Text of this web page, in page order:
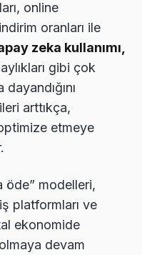
online
oranları ile
zeka kullanımı,
gibi çok
arttıkça,
etmeye
öde” modelleri,
platformları ve
ekonomide
devam